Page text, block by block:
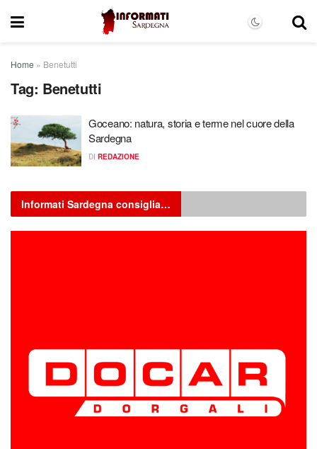
Home » Benetutti
Tag: Benetutti
Goceano: natura, storia e terme nel cuore della
Sardegna
DI REDAZIONE
Informati Sardegna consiglia…